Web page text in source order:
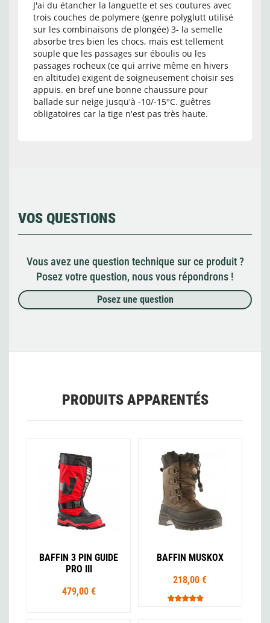
J'ai du étancher la languette et ses coutures avec
trois couches de polymere (genre polyglutt utilisé
sur les combinaisons de plongée) 3- la semelle
absorbe tres bien les chocs, mais est tellement
souple que les passages sur éboulis ou les
passages rocheux (ce qui arrive même en hivers
en altitude) exigent de soigneusement choisir ses
appuis. en bref une bonne chaussure pour
ballade sur neige jusqu'à -10/-15°C. guêtres
obligatoires car la tige n'est pas très haute.
VOS QUESTIONS
Vous avez une question technique sur ce produit ?
Posez votre question, nous vous répondrons !
Posez une question
PRODUITS APPARENTÉS
BAFFIN 3 PIN GUIDE
PRO III
479,00 €
BAFFIN MUSKOX
218,00 €